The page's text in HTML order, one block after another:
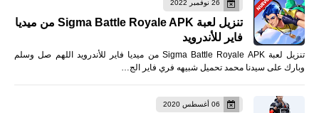
26 نوفمبر 2022
تنزيل لعبة Sigma Battle Royale APK من ميديا
فاير للأندرويد
تنزيل لعبة Sigma Battle Royale APK من ميديا فاير للأندرويد اللهم صل وسلم
وبارك على سيدنا محمد تحميل شبيهه فري فاير الج…
06 أغسطس 2020